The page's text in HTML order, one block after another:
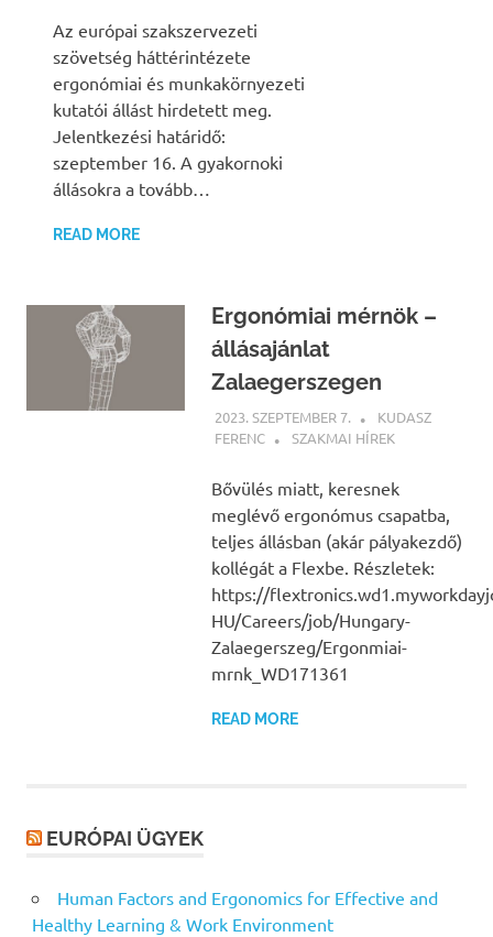
Az európai szakszervezeti
szövetség háttérintézete
ergonómiai és munkakörnyezeti
kutatói állást hirdetett meg.
Jelentkezési határidő:
szeptember 16. A gyakornoki
állásokra a tovább…
READ MORE
Ergonómiai mérnök –
állásajánlat
Zalaegerszegen
2023. SZEPTEMBER 7.
KUDASZ
FERENC
SZAKMAI HÍREK
Bővülés miatt, keresnek
meglévő ergonómus csapatba,
teljes állásban (akár pályakezdő)
kollégát a Flexbe. Részletek:
https://
HU/Careers/job/Hungary-
Zalaegerszeg/Ergonmiai-
mrnk_WD171361
READ MORE
EURÓPAI ÜGYEK
Human Factors and Ergonomics for Effective and
Healthy Learning & Work Environment